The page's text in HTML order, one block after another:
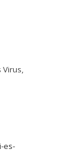
Virus,
es-